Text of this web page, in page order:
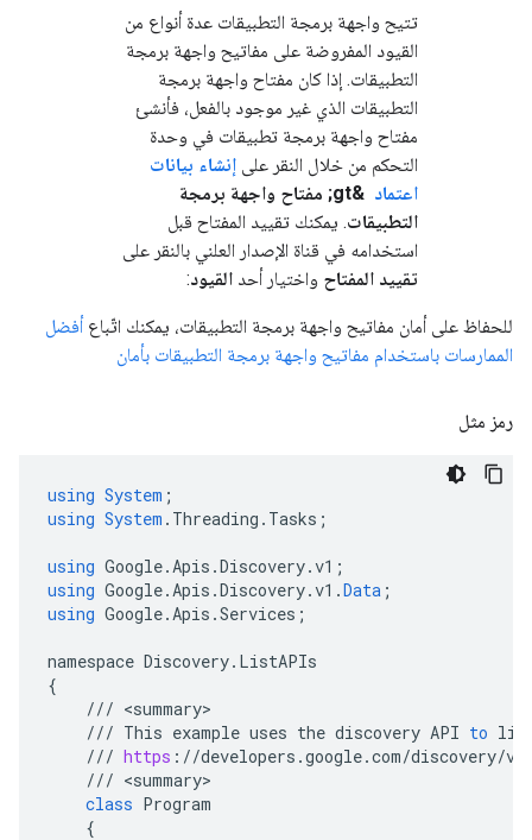
تتيح واجهة برمجة التطبيقات عدة أنواع من
القيود المفروضة على مفاتيح واجهة برمجة
التطبيقات. إذا كان مفتاح واجهة برمجة
التطبيقات الذي غير موجود بالفعل، فأنشئ
مفتاح واجهة برمجة تطبيقات في وحدة
التحكم من خلال النقر على إنشاء بيانات
اعتماد
&gt; مفتاح واجهة برمجة
التطبيقات. يمكنك تقييد المفتاح قبل
استخدامه في قناة الإصدار العلني بالنقر على
تقييد المفتاح واختيار أحد القيود:
للحفاظ على أمان مفاتيح واجهة برمجة التطبيقات، يمكنك اتّباعأفضل
الممارسات باستخدام مفاتيح واجهة برمجة التطبيقات بأمان
رمز مثل
using System ;
using System . Threading . Tasks ;
using Google.Apis .Discovery.v1 ;
using Google.Apis .Discovery.v1 .Data ;
using Google.Apis .Services ;
namespace Discovery. ListAPIs
{
/// <summary
/// This example uses the discovery API to
/// https : //developers .google.com/discovery/v1
/// <summary
class Program
{